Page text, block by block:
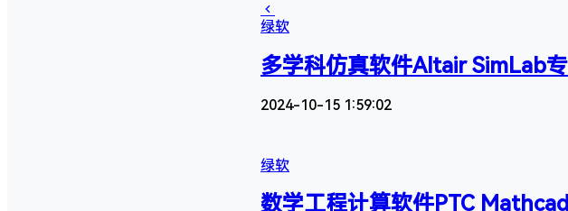
绿软
多学科仿真软件Altair SimLab
2024-10-15 1:59:02
绿软
数学工程计算软件PTC